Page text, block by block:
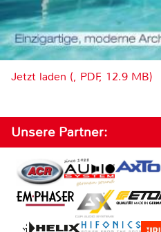
Jetzt laden (, PDF, 12.9 MB)
Unsere Partner: